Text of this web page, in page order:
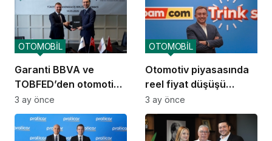
Garanti BBVA ve
TOBFED’den otomotiv
ekosisteminde güçlü iş
birliği
OTOMOBİL
3 ay önce
Otomotiv piyasasında
reel fiyat düşüşü
devam ediyor
OTOMOBİL
3 ay önce